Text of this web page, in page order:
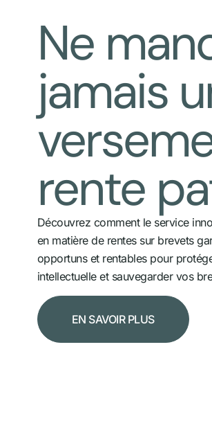
Ne
jamais
rente
Découvrez comment le service
en matière de rentes sur brevets
opportuns et rentables pour
intellectuelle et sauvegarder vos
EN SAVOIR PLUS